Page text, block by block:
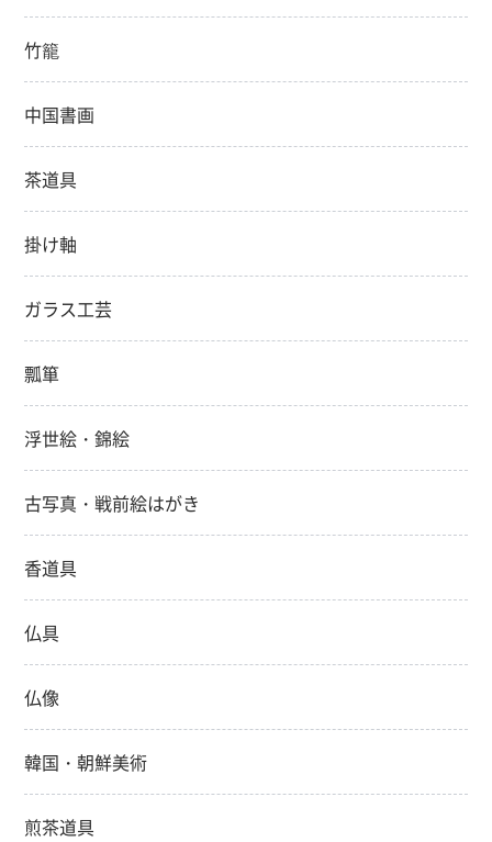
竹籠
中国書画
茶道具
掛け軸
ガラス工芸
瓢箪
浮世絵・錦絵
古写真・戦前絵はがき
香道具
仏具
仏像
韓国・朝鮮美術
煎茶道具